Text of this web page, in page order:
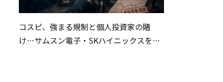
コスピ、強まる規制と個人投資家の賭
け…サムスン電子・SKハイニックスを巡